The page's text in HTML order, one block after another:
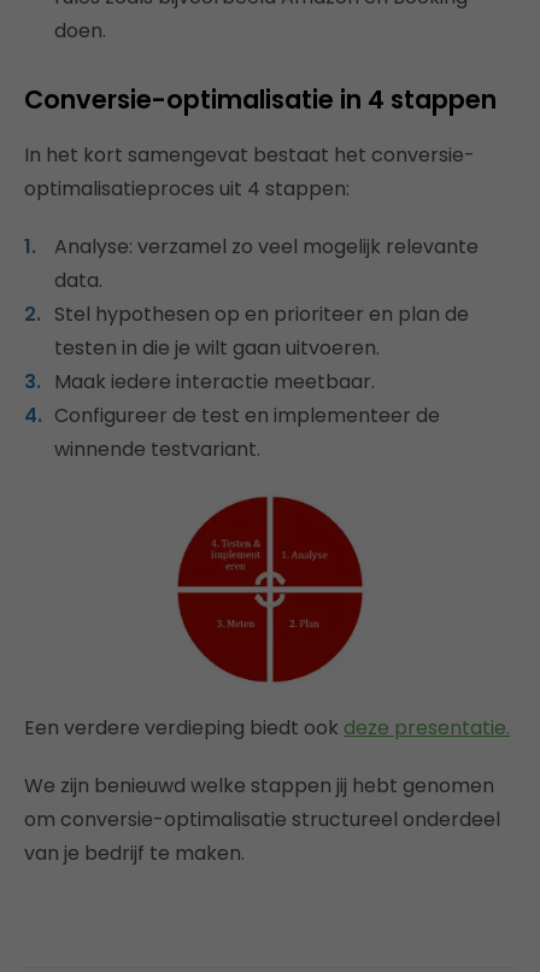
doen.
Conversie-optimalisatie in 4 stappen
In het kort samengevat bestaat het conversie-
optimalisatieproces uit 4 stappen:
Analyse: verzamel zo veel mogelijk relevante
data.
Stel hypothesen op en prioriteer en plan de
testen in die je wilt gaan uitvoeren.
Maak iedere interactie meetbaar.
Configureer de test en implementeer de
winnende testvariant.
Een verdere verdieping biedt ook deze presentatie.
We zijn benieuwd welke stappen jij hebt genomen
om conversie-optimalisatie structureel onderdeel
van je bedrijf te maken.